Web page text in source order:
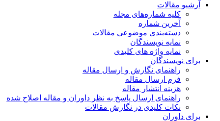
آرشیو مقالات
کلیه شماره‌های مجله
آخرین شماره
دسته‌بندی موضوعی مقالات
نمایه نویسندگان
نمایه واژه های کلیدی
برای نویسندگان
راهنمای نگارش و ارسال مقاله
فرم ارسال مقاله
هزینه انتشار مقاله
راهنمای ارسال پاسخ به نظر داوران و مقاله اصلاح شده
نکات کلیدی در نگارش مقالات
برای داوران